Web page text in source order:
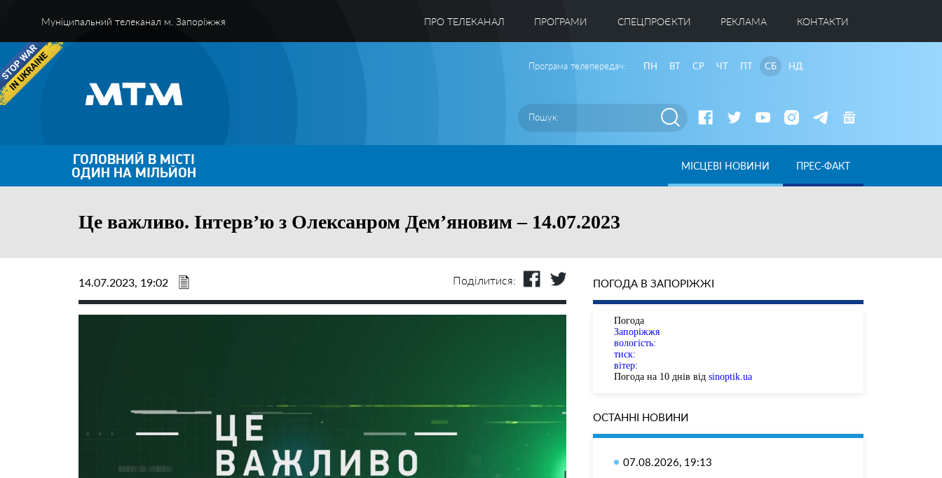
Муніципальний телеканал м. Запоріжжя ПРО ТЕЛЕКАНАЛ ПРОГРАМИ CПЕЦПРОЄКТИ РЕКЛАМА КОНТАКТИ
Програма телепередач: ПН ВТ СР ЧТ ПТ СБ НД
ГОЛОВНИЙ В МІСТІ
ОДИН НА МІЛЬЙОН МІСЦЕВІ НОВИНИ ПРЕС-ФАКТ
Це важливо. Інтерв’ю з Олексанром Дем’яновим – 14.07.2023
14.07.2023, 19:02 Поділитися: ПОГОДА В ЗАПОРІЖЖІ
Погода
Запоріжжя
вологість:
тиск:
вітер:
Погода на 10 днів від sinoptik.ua
ОСТАННІ НОВИНИ
07.08.2026, 19:13